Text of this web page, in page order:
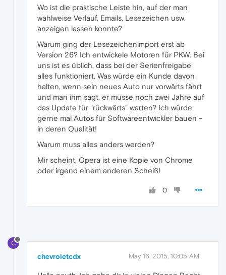
Wo ist die praktische Leiste hin, auf der man
wahlweise Verlauf, Emails, Lesezeichen usw.
anzeigen lassen konnte?
Warum ging der Lesezeichenimport erst ab
Version 26? Ich entwickele Motoren für PKW. Bei
uns ist es üblich, dass bei der Serienfreigabe
alles funktioniert. Was würde ein Kunde davon
halten, wenn sein neues Auto nur vorwärts fährt
und man ihm sagt, er müsse noch zwei Jahre auf
das Update für "rückwärts" warten? Ich würde
gerne mal Autos für Softwareentwickler bauen -
in deren Qualität!
Warum muss alles anders werden?
Mir scheint, Opera ist eine Kopie von Chrome
oder irgend einem anderen Scheiß!
0
C
chevroletcdx May 16, 2015, 10:05 AM